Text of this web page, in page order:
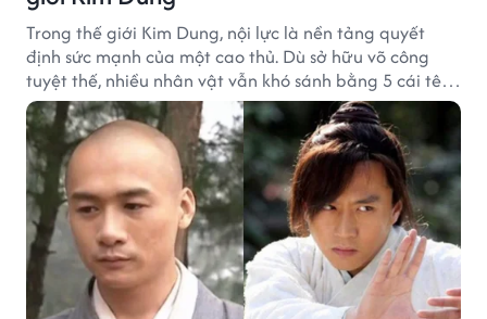
Trong thế giới Kim Dung, nội lực là nền tảng quyết
định sức mạnh của một cao thủ. Dù sở hữu võ công
tuyệt thế, nhiều nhân vật vẫn khó sánh bằng 5 cái tên
dưới đây về độ thâm hậu của chân khí.